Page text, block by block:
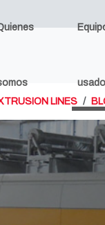
usado
LINES